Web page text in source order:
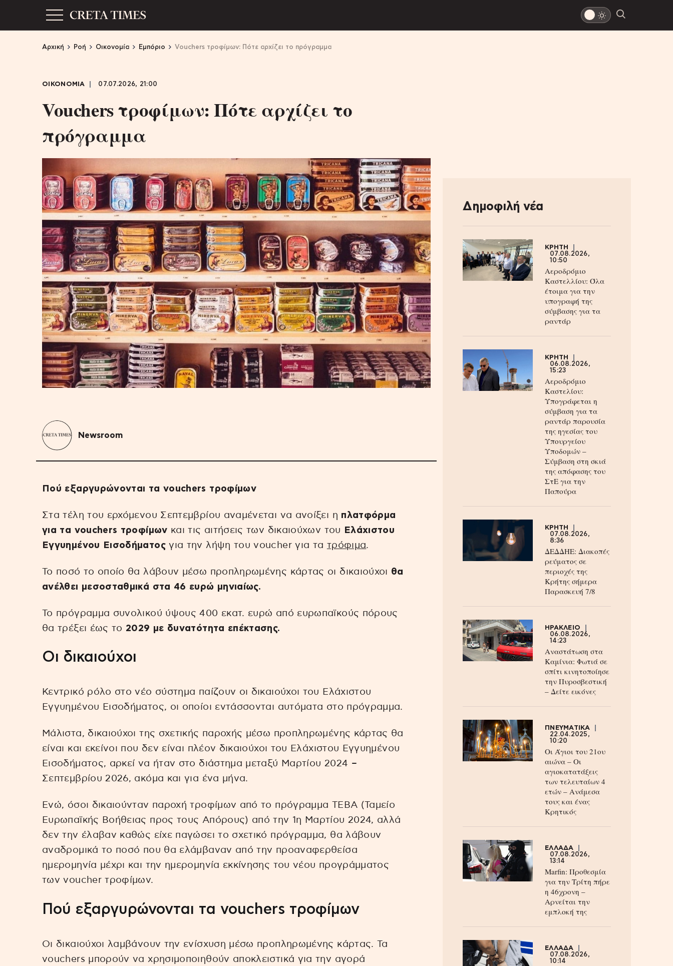
Αρχική Ροή Οικονομία Εμπόριο Vouchers τροφίμων: Πότε αρχίζει το πρόγραμμα
ΟΙΚΟΝΟΜΙΑ 07.07.2026, 21:00
Vouchers τροφίμων: Πότε αρχίζει το
πρόγραμμα
Newsroom
Πού εξαργυρώνονται τα vouchers τροφίμων
Στα τέλη του ερχόμενου Σεπτεμβρίου αναμένεται να ανοίξει η πλατφόρμα
για τα vouchers τροφίμων και τις αιτήσεις των δικαιούχων του
Ελάχιστου
Εγγυημένου Εισοδήματοςγια την λήψη του voucher για τα τρόφιμα.
Το ποσό το οποίο θα λάβουν μέσω προπληρωμένης κάρτας οι δικαιούχοι θα
ανέλθει μεσοσταθμικά στα 46 ευρώ μηνιαίως.
Το πρόγραμμα συνολικού ύψους 400 εκατ. ευρώ από ευρωπαϊκούς πόρους
θα τρέξει έως το 2029 με δυνατότητα επέκτασης.
Οι δικαιούχοι
Κεντρικό ρόλο στο νέο σύστημα παίζουν οι δικαιούχοι του Ελάχιστου
Εγγυημένου Εισοδήματος, οι οποίοι εντάσσονται αυτόματα στο πρόγραμμα.
Μάλιστα, δικαιούχοι της σχετικής παροχής μέσω προπληρωμένης κάρτας θα
είναι και εκείνοι που δεν είναι πλέον δικαιούχοι του Ελάχιστου Εγγυημένου
Εισοδήματος, αρκεί να ήταν στο διάστημα μεταξύ Μαρτίου 2024 –
Σεπτεμβρίου 2026, ακόμα και για ένα μήνα.
Ενώ, όσοι δικαιούνταν παροχή τροφίμων από το πρόγραμμα ΤΕΒΑ (Ταμείο
Ευρωπαϊκής Βοήθειας προς τους Απόρους) από την 1η Μαρτίου 2024, αλλά
δεν την έλαβαν καθώς είχε παγώσει το σχετικό πρόγραμμα, θα λάβουν
αναδρομικά το ποσό που θα ελάμβαναν από την προαναφερθείσα
ημερομηνία μέχρι και την ημερομηνία εκκίνησης του νέου προγράμματος
των voucher τροφίμων.
Πού εξαργυρώνονται τα vouchers τροφίμων
Οι δικαιούχοι λαμβάνουν την ενίσχυση μέσω προπληρωμένης κάρτας. Τα
vouchers μπορούν να χρησιμοποιηθούν αποκλειστικά για την αγορά
Δημοφιλή νέα
ΚΡΗΤΗ
07.08.2026,
10:50
Αεροδρόμιο
Καστελλίου: Όλα
έτοιμα για την
υπογραφή της
σύμβασης για τα
ραντάρ
ΚΡΗΤΗ
06.08.2026,
15:23
Αεροδρόμιο
Καστελίου:
Υπογράφεται η
σύμβαση για τα
ραντάρ παρουσία
της ηγεσίας του
Υπουργείου
Υποδομών –
Σύμβαση στη σκιά
της απόφασης του
ΣτΕ για την
Παπούρα
ΚΡΗΤΗ
07.08.2026,
8:36
ΔΕΔΔΗΕ: Διακοπές
ρεύματος σε
περιοχές της
Κρήτης σήμερα
Παρασκευή 7/8
ΗΡΑΚΛΕΙΟ
06.08.2026,
14:23
Αναστάτωση στα
Καμίνια: Φωτιά σε
σπίτι κινητοποίησε
την Πυροσβεστική
– Δείτε εικόνες
ΠΝΕΥΜΑΤΙΚΑ
22.04.2025,
10:20
Οι Άγιοι του 21ου
αιώνα – Οι
αγιοκατατάξεις
των τελευταίων 4
ετών – Ανάμεσα
τους και ένας
Κρητικός
ΕΛΛΑΔΑ
07.08.2026,
13:14
Marfin: Προθεσμία
για την Τρίτη πήρε
η 46χρονη –
Aρνείται την
εμπλοκή της
ΕΛΛΑΔΑ
07.08.2026,
10:14